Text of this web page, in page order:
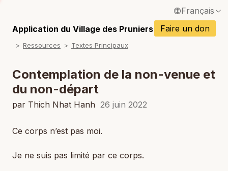
Français
English / Anglais
Español / Espagnol
Português / Portugais
Application du Village des Pruniers Faire un don
Ressources Textes Principaux
Contemplation de la non-venue et
du non-départ
par Thich Nhat Hanh 26 juin 2022
Ce corps n’est pas moi.
Je ne suis pas limité par ce corps.